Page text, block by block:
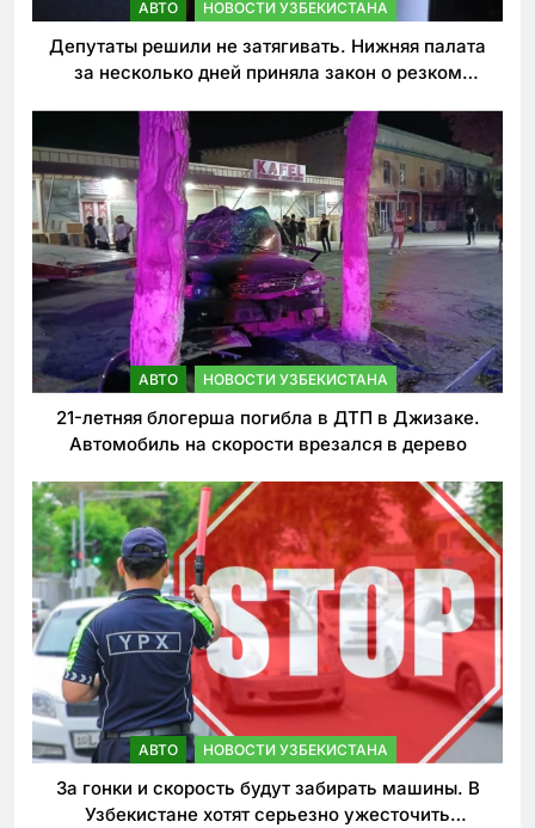
АВТО НОВОСТИ УЗБЕКИСТАНА
Депутаты решили не затягивать. Нижняя палата
за несколько дней приняла закон о резком
АВТО НОВОСТИ УЗБЕКИСТАНА
21-летняя блогерша погибла в ДТП в Джизаке.
Автомобиль на скорости врезался в дерево
АВТО НОВОСТИ УЗБЕКИСТАНА
За гонки и скорость будут забирать машины. В
Узбекистане хотят серьезно ужесточить